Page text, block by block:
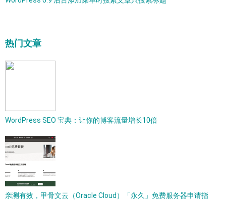
热门文章
WordPress SEO 宝典：让你的博客流量增长10倍
亲测有效，甲骨文云（Oracle Cloud）「永久」免费服务器申请指